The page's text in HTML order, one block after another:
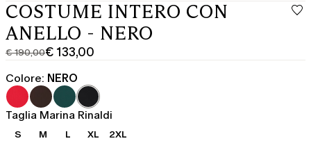
COSTUME INTERO CON
ANELLO - NERO
€ 190,00
Prezzo
originale
€
190,00
€ 133,00
Prezzo
corrente
€
133,00
Colore: NERO
Taglia Marina Rinaldi
S M L XL 2XL